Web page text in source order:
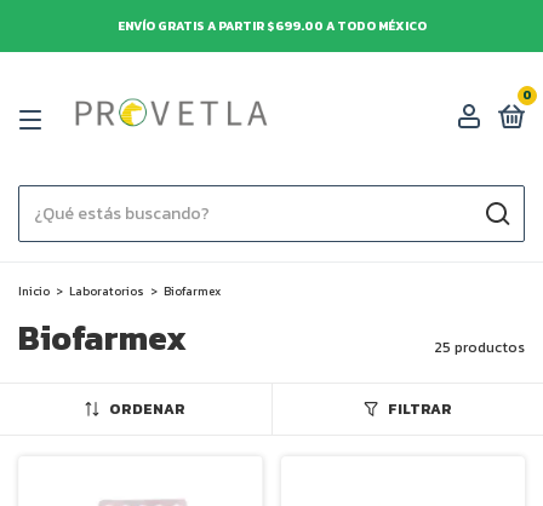
ENVÍO GRATIS A PARTIR $699.00 A TODO MÉXICO
0
Inicio > Laboratorios > Biofarmex
Biofarmex 25 productos
ORDENAR FILTRAR